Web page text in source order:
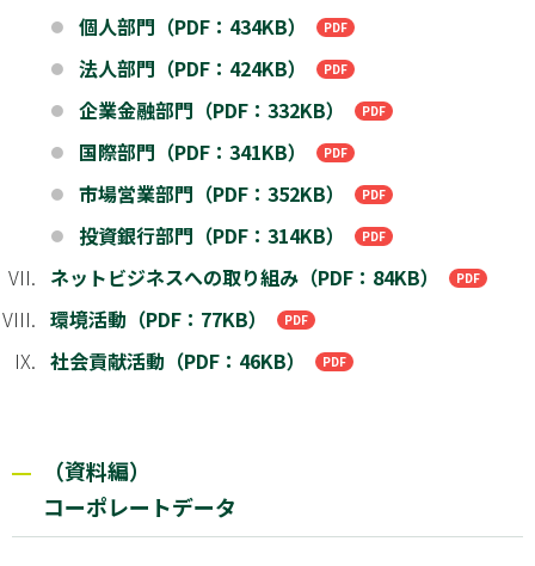
● 個人部門（PDF：434KB）
● 法人部門（PDF：424KB）
● 企業金融部門（PDF：332KB）
● 国際部門（PDF：341KB）
● 市場営業部門（PDF：352KB）
●
投資銀行部門（PDF：314KB）
ネットビジネスへの取り組み（PDF：84KB）
環境活動（PDF：77KB）
社会貢献活動（PDF：46KB）
（資料編）
コーポレートデータ